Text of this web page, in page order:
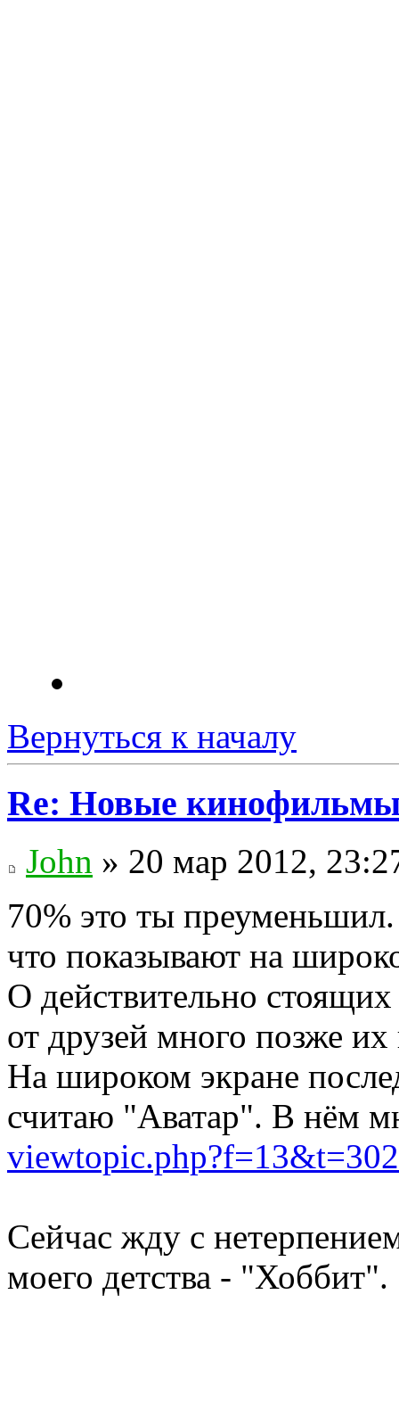
Вернуться к началу
Re: Новые
John » 20 мар 2012,
70% это ты
что показывают на
О действительно
от друзей много позже
На широком экране
считаю "Аватар". В нём
Сейчас жду с
моего детства - "Хоббит".